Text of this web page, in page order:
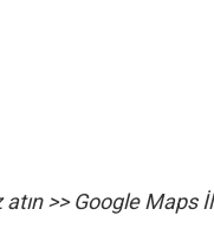
>>Google Maps